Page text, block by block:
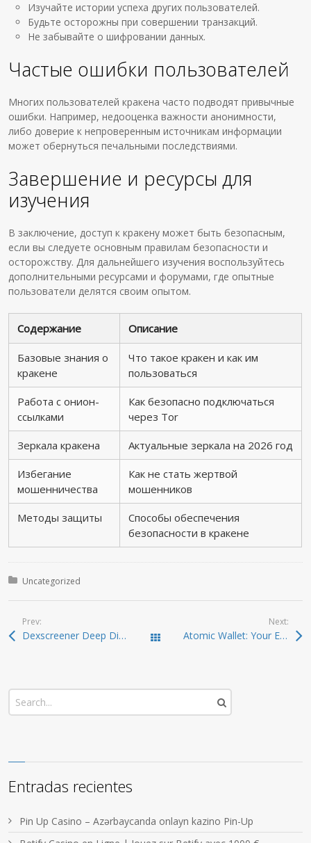
Изучайте истории успеха других пользователей.
Будьте осторожны при совершении транзакций.
Не забывайте о шифровании данных.
Частые ошибки пользователей
Многих пользователей кракена часто подводят привычные
ошибки. Например, недооценка важности анонимности,
либо доверие к непроверенным источникам информации
может обернуться печальными последствиями.
Завершение и ресурсы для
изучения
В заключение, доступ к кракену может быть безопасным,
если вы следуете основным правилам безопасности и
осторожству. Для дальнейшего изучения воспользуйтесь
дополнительными ресурсами и форумами, где опытные
пользователи делятся своим опытом.
Содержание Описание
Базовые знания о
кракене
Что такое кракен и как им
пользоваться
Работа с онион-
ссылками
Как безопасно подключаться
через Tor
Зеркала кракена Актуальные зеркала на 2026 год
Избегание
мошенничества
Как не стать жертвой
мошенников
Методы защиты
Способы обеспечения
безопасности в кракене
Posted in:
Uncategorized
Prev:
Dexscreener Deep Dive: Practical Guide for DEX Scanners Todas las entradas
Next:
Atomic Wallet: Your Essential Tool for Crypto Management
Entradas recientes
Pin Up Casino – Azərbaycanda onlayn kazino Pin-Up